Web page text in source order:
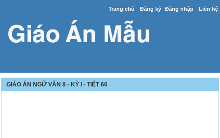
Trang chủ Đăng ký Đăng nhập Liên hệ
GIÁO ÁN NGỮ VĂN 8 - KỲ I - TIẾT 66